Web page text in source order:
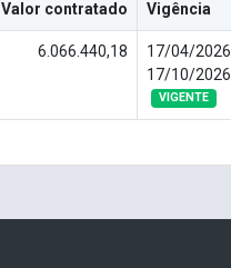
Valor contratado Vigência
6.066.440,18
17/04/2026
17/10/2026
VIGENTE